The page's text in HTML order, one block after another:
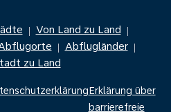
| Von Land zu Land |
| Abflugländer |
zu Land
Erklärung über
barrierefreie